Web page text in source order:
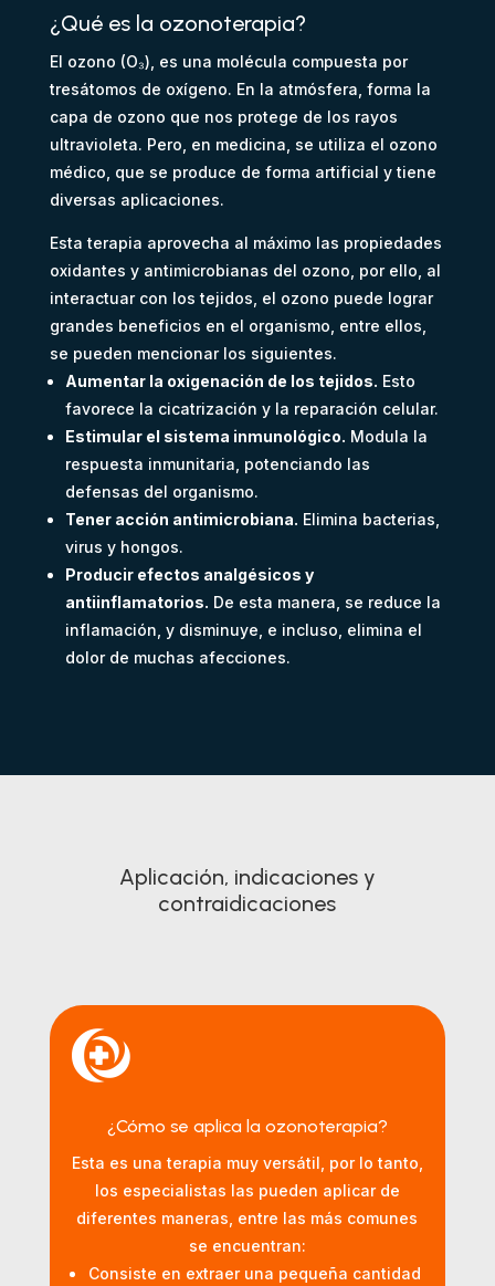
¿Qué es la ozonoterapia?
El ozono (O₃), es una molécula compuesta por
tresátomos de oxígeno. En la atmósfera, forma la
capa de ozono que nos protege de los rayos
ultravioleta. Pero, en medicina, se utiliza el ozono
médico, que se produce de forma artificial y tiene
diversas aplicaciones.
Esta terapia aprovecha al máximo las propiedades
oxidantes y antimicrobianas del ozono, por ello, al
interactuar con los tejidos, el ozono puede lograr
grandes beneficios en el organismo, entre ellos,
se pueden mencionar los siguientes.
Aumentar la oxigenación de los tejidos. Esto
favorece la cicatrización y la reparación celular.
Estimular el sistema inmunológico. Modula la
respuesta inmunitaria, potenciando las
defensas del organismo.
Tener acción antimicrobiana. Elimina bacterias,
virus y hongos.
Producir efectos analgésicos y
antiinflamatorios. De esta manera, se reduce la
inflamación, y disminuye, e incluso, elimina el
dolor de muchas afecciones.
Aplicación, indicaciones y
contraidicaciones

¿Cómo se aplica la ozonoterapia?
Esta es una terapia muy versátil, por lo tanto,
los especialistas las pueden aplicar de
diferentes maneras, entre las más comunes
se encuentran:
Consiste en extraer una pequeña cantidad